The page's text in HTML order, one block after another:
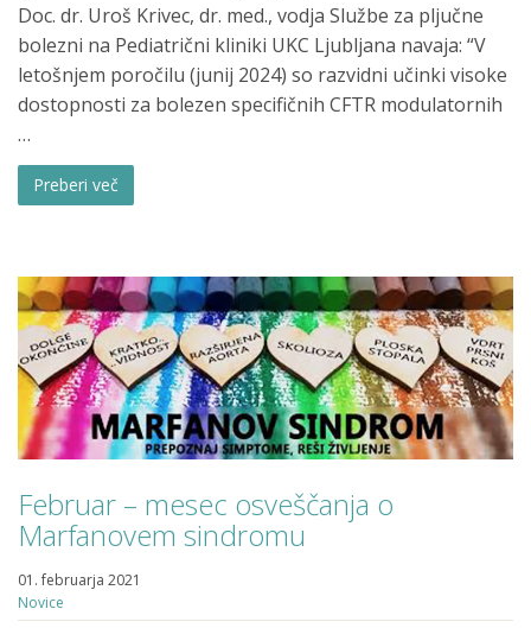
Doc. dr. Uroš Krivec, dr. med., vodja Službe za pljučne
bolezni na Pediatrični kliniki UKC Ljubljana navaja: “V
letošnjem poročilu (junij 2024) so razvidni učinki visoke
dostopnosti za bolezen specifičnih CFTR modulatornih
…
Preberi več
Februar – mesec osveščanja o
Marfanovem sindromu
01. februarja 2021
Novice